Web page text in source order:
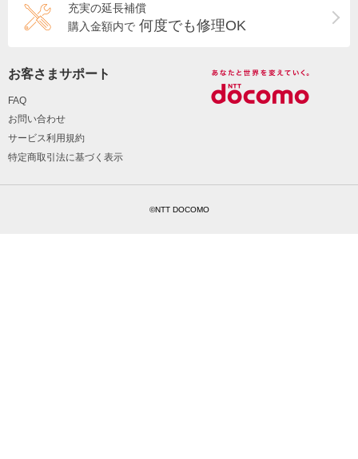
充実の延長補償
購入金額内で 何度でも修理OK
お客さまサポート
FAQ
お問い合わせ
サービス利用規約
特定商取引法に基づく表示
©NTT DOCOMO